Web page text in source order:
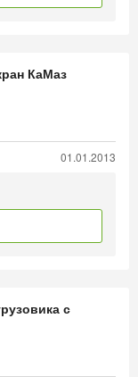
КаМаз
01.01.2013
с